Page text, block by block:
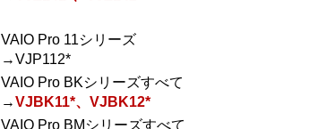
VAIO Pro 11シリーズ
→VJP112*
VAIO Pro BKシリーズすべて
→VJBK11*、VJBK12*
VAIO Pro BMシリーズすべて